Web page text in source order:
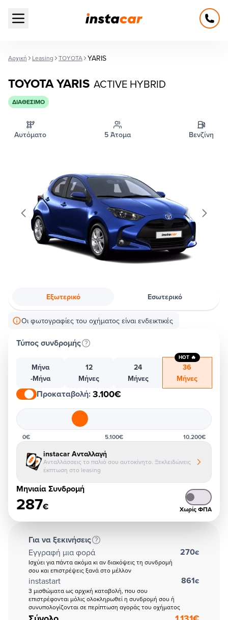
Open main menu
Αρχική Leasing TOYOTA YARIS
TOYOTA YARIS ACTIVE HYBRID
ΔΙΑΘΈΣΙΜΟ
Αυτόματο 5 Άτομα Βενζίνη
Εξωτερικό Εσωτερικό
Οι φωτογραφίες του οχήματος είναι ενδεικτικές
Τύπος συνδρομής
Μήνα
-Μήνα
12
Μήνες
24
Μήνες
36
Μήνες
HOT 🔥
Προκαταβολή:3.100€
0€ 5.100€ 10.200€
instacar Ανταλλαγή
Ανταλλάσσεις το παλιό σου αυτοκίνητο. Ξεκλειδώνεις
έκπτωση στο leasing
Μηνιαία Συνδρομή
287€ Χωρίς ΦΠΑ
Για να ξεκινήσεις
Εγγραφή μια φορά
Ισχύει για πάντα ακόμα κι αν διακόψεις τη συνδρομή
σου και επιστρέψεις ξανά στο μέλλον
270€
instastart
3 μισθώματα ως αρχική καταβολή, που σου
επιστρέφονται μόλις ολοκληρωθεί η συνδρομή σου ή
συνυπολογίζονται σε περίπτωση αγοράς του οχήματος
861€